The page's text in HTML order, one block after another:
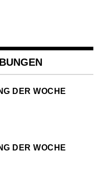
DER WOCHE (
DER WOCHE (